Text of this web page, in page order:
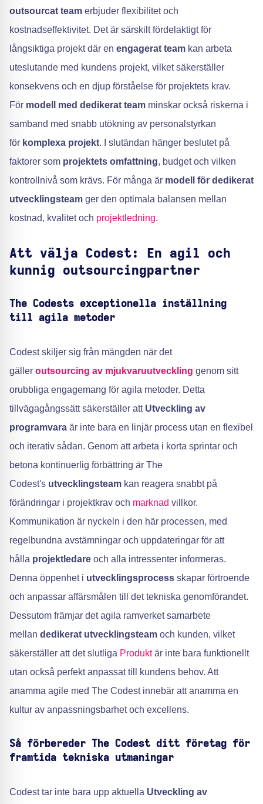
outsourcat team erbjuder flexibilitet och
kostnadseffektivitet. Det är särskilt fördelaktigt för
långsiktiga projekt där en engagerat team kan arbeta
uteslutande med kundens projekt, vilket säkerställer
konsekvens och en djup förståelse för projektets krav.
För modell med dedikerat team minskar också riskerna i
samband med snabb utökning av personalstyrkan
för komplexa projekt. I slutändan hänger beslutet på
faktorer som projektets omfattning, budget och vilken
kontrollnivå som krävs. För många är modell för dedikerat
utvecklingsteam ger den optimala balansen mellan
kostnad, kvalitet och projektledning.
Att välja Codest: En agil och
kunnig outsourcingpartner
The Codests exceptionella inställning
till agila metoder
Codest skiljer sig från mängden när det
gäller outsourcing av mjukvaruutveckling genom sitt
orubbliga engagemang för agila metoder. Detta
tillvägagångssätt säkerställer att Utveckling av
programvara är inte bara en linjär process utan en flexibel
och iterativ sådan. Genom att arbeta i korta sprintar och
betona kontinuerlig förbättring är The
Codest's utvecklingsteam kan reagera snabbt på
förändringar i projektkrav och marknad villkor.
Kommunikation är nyckeln i den här processen, med
regelbundna avstämningar och uppdateringar för att
hålla projektledare och alla intressenter informeras.
Denna öppenhet i utvecklingsprocess skapar förtroende
och anpassar affärsmålen till det tekniska genomförandet.
Dessutom främjar det agila ramverket samarbete
mellan dedikerat utvecklingsteam och kunden, vilket
säkerställer att det slutliga Produktär inte bara funktionellt
utan också perfekt anpassat till kundens behov. Att
anamma agile med The Codest innebär att anamma en
kultur av anpassningsbarhet och excellens.
Så förbereder The Codest ditt företag för
framtida tekniska utmaningar
Codest tar inte bara upp aktuella Utveckling av